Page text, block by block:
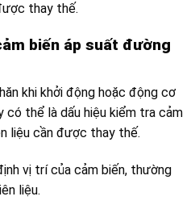
thay thế.
biến áp suất đường
khi khởi động hoặc động cơ
có thể là dấu hiệu kiểm tra cảm
liệu cần được thay thế.
vị trí của cảm biến, thường
liệu.